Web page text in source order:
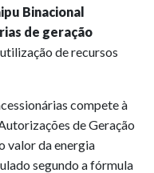
Binacional
de geração
de recursos
compete à
de Geração
valor da energia
segundo a fórmula